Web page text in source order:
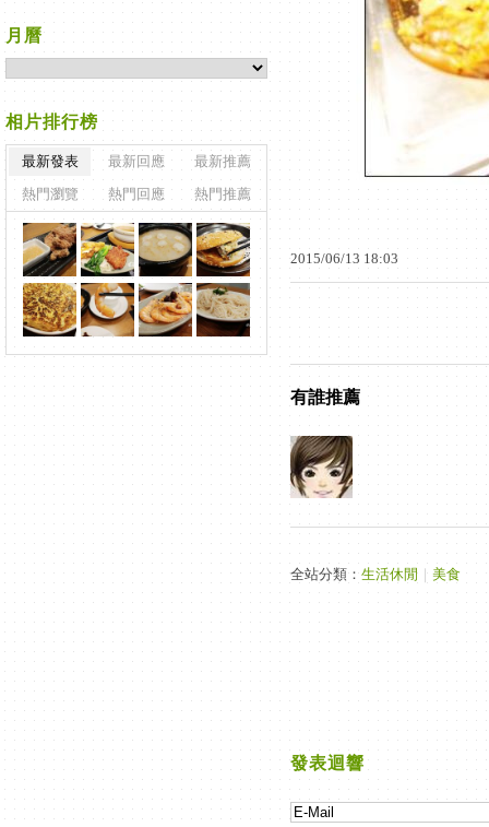
2015/06/13 18:03
有誰推薦
全站分類：生活休閒 ｜ 美食
發表迴響
月曆
相片排行榜
最新發表 最新回應
最新推薦
熱門瀏覽
熱門回應 熱門推薦